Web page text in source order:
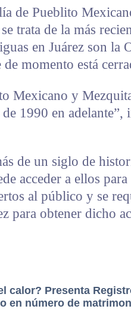
de Pueblito
trata de la más
en Juárez son la
momento está
Mexicano y
1990 en adelante”,
de un siglo de
acceder a ellos para
al público y se
para obtener dicho
calor? Presenta
en número de